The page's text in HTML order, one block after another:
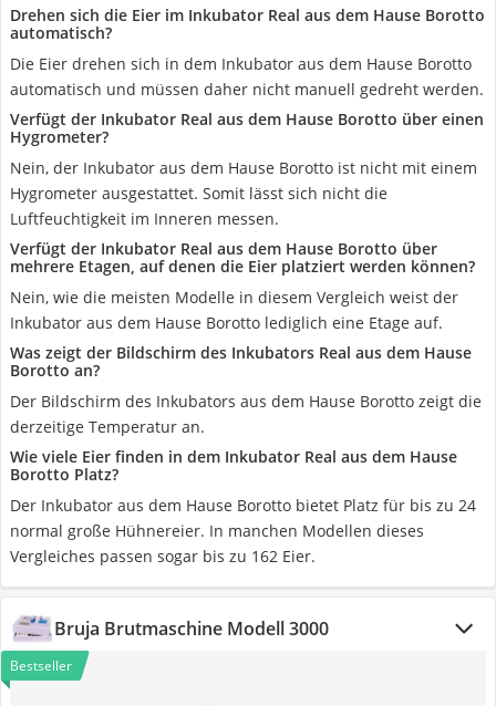
Drehen sich die Eier im Inkubator Real aus dem Hause Borotto
automatisch?
Die Eier drehen sich in dem Inkubator aus dem Hause Borotto
automatisch und müssen daher nicht manuell gedreht werden.
Verfügt der Inkubator Real aus dem Hause Borotto über einen
Hygrometer?
Nein, der Inkubator aus dem Hause Borotto ist nicht mit einem
Hygrometer ausgestattet. Somit lässt sich nicht die
Luftfeuchtigkeit im Inneren messen.
Verfügt der Inkubator Real aus dem Hause Borotto über
mehrere Etagen, auf denen die Eier platziert werden können?
Nein, wie die meisten Modelle in diesem Vergleich weist der
Inkubator aus dem Hause Borotto lediglich eine Etage auf.
Was zeigt der Bildschirm des Inkubators Real aus dem Hause
Borotto an?
Der Bildschirm des Inkubators aus dem Hause Borotto zeigt die
derzeitige Temperatur an.
Wie viele Eier finden in dem Inkubator Real aus dem Hause
Borotto Platz?
Der Inkubator aus dem Hause Borotto bietet Platz für bis zu 24
normal große Hühnereier. In manchen Modellen dieses
Vergleiches passen sogar bis zu 162 Eier.
Bruja Brutmaschine Modell 3000
Bestseller